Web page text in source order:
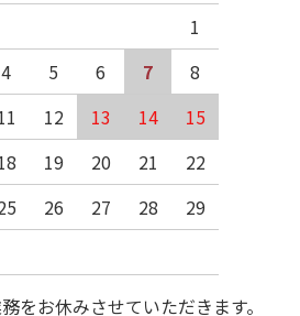
1
4 5 6 7
8
12 13 14
15
19 20 21
22
26 27 28
29
をお休みさせていただきます。